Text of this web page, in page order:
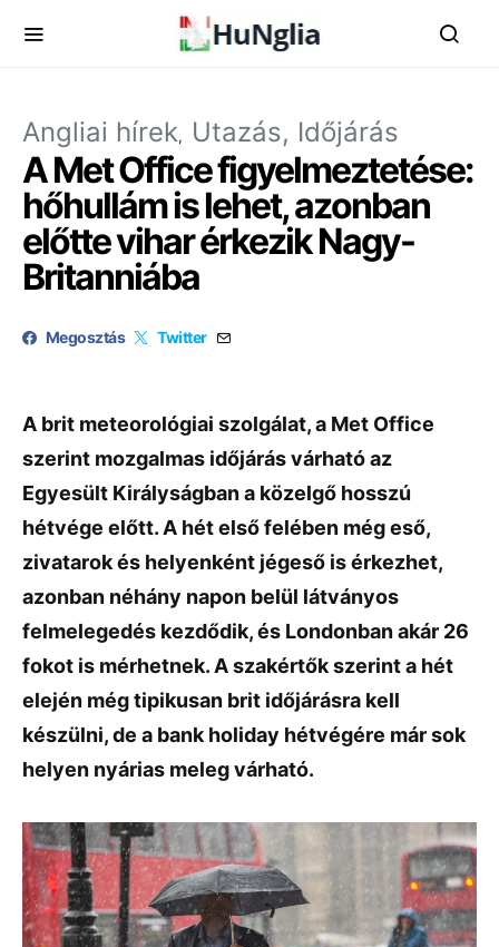
Angliai hírek Utazás, Időjárás
A Met Office figyelmeztetése:
hőhullám is lehet, azonban
előtte vihar érkezik Nagy-
Britanniába
Megosztás Twitter
A brit meteorológiai szolgálat, a Met Office
szerint mozgalmas időjárás várható az
Egyesült Királyságban a közelgő hosszú
hétvége előtt. A hét első felében még eső,
zivatarok és helyenként jégeső is érkezhet,
azonban néhány napon belül látványos
felmelegedés kezdődik, és Londonban akár 26
fokot is mérhetnek. A szakértők szerint a hét
elején még tipikusan brit időjárásra kell
készülni, de a bank holiday hétvégére már sok
helyen nyárias meleg várható.